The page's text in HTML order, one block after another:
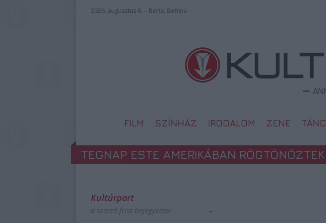
2026. augusztus 6. – Berta, Bettina
FILM SZÍNHÁZ IRODALOM ZENE TÁNC
TEGNAP ESTE AMERIKÁBAN RÖGTÖNÖZTEK
Kultúrpart
a szerző friss bejegyzései